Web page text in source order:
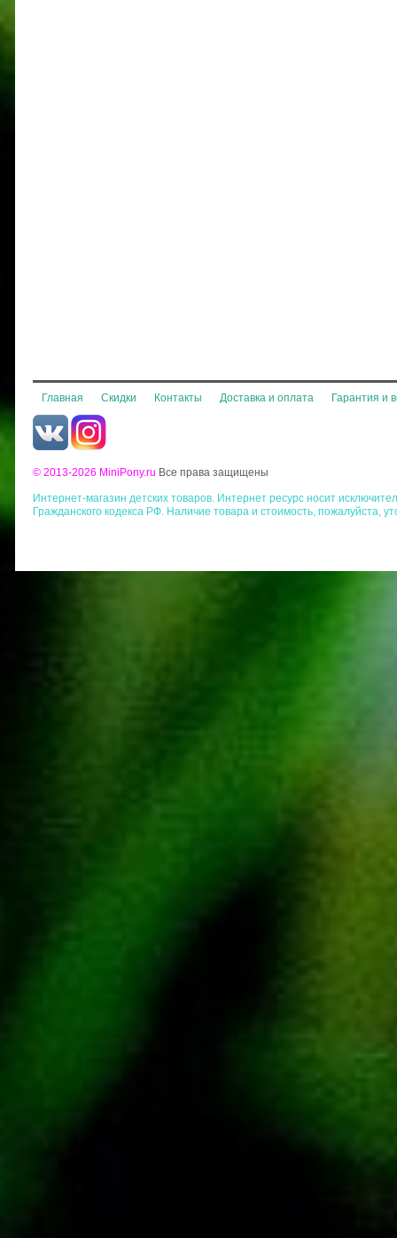
Главная Скидки Контакты Доставка и оплата Гарантия и
© 2013-2026 MiniPony.ru Все права защищены
Интернет-магазин детских товаров. Интернет ресурс носит
Гражданского кодекса РФ. Наличие товара и стоимость, пожалуйста,